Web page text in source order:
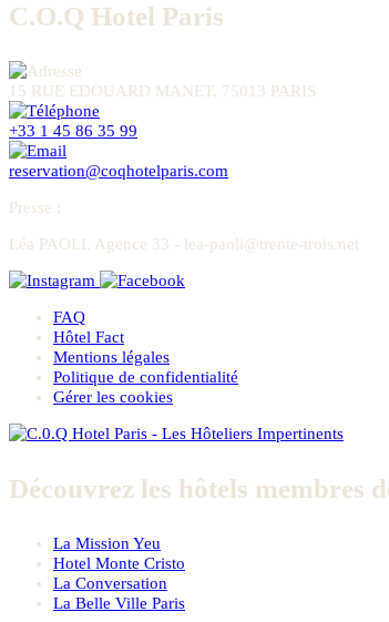
C.O.Q Hotel Paris
15 RUE EDOUARD MANET, 75013 PARIS
+33 1 45 86 35 99
reservation@coqhotelparis.com
Presse :
Léa PAOLI, Agence 33 - lea-paoli@trente-trois.net
FAQ
Hôtel Fact
Mentions légales
Politique de confidentialité
Gérer les cookies
Découvrez les hôtels membres
La Mission Yeu
Hotel Monte Cristo
La Conversation
La Belle Ville Paris